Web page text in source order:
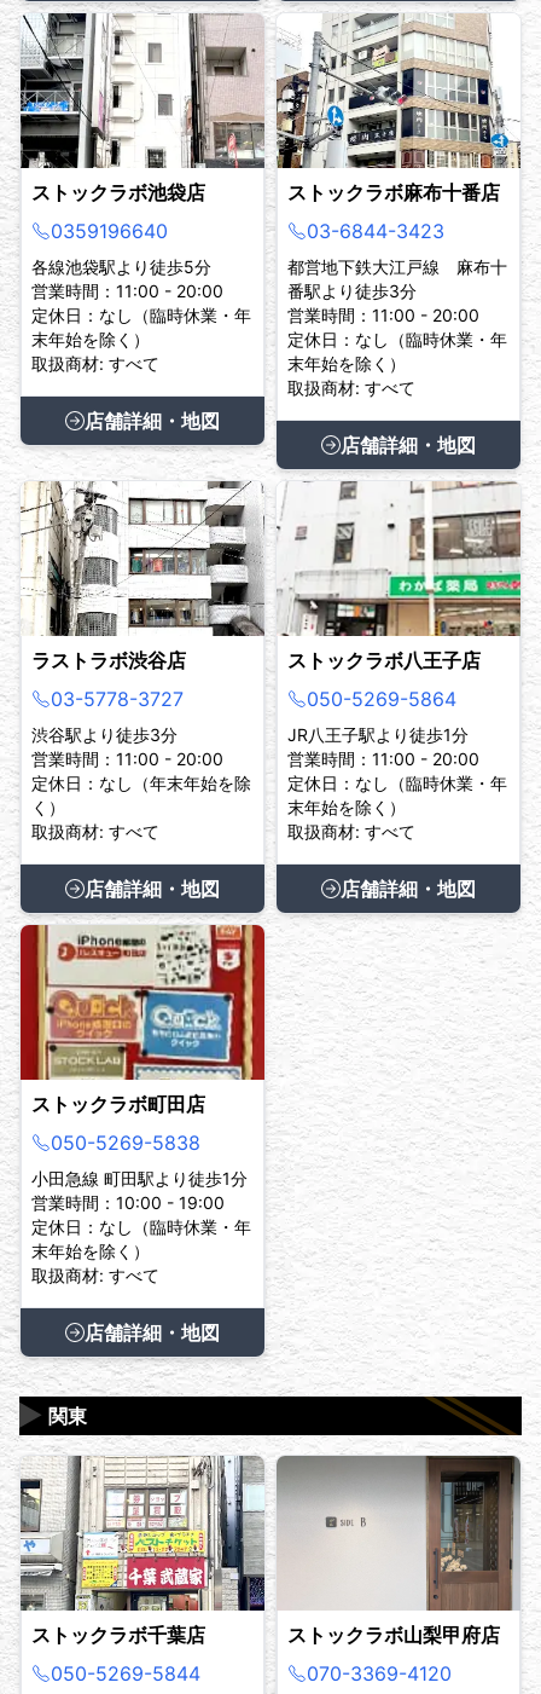
ストックラボ池袋店
0359196640
各線池袋駅より徒歩5分
営業時間：11:00 - 20:00
定休日：なし（臨時休業・年
末年始を除く）
取扱商材: すべて
店舗詳細・地図
ストックラボ麻布十番店
03-6844-3423
都営地下鉄大江戸線 麻布十
番駅より徒歩3分
営業時間：11:00 - 20:00
定休日：なし（臨時休業・年
末年始を除く）
取扱商材: すべて
店舗詳細・地図
ラストラボ渋谷店
03-5778-3727
渋谷駅より徒歩3分
営業時間：11:00 - 20:00
定休日：なし（年末年始を除
く）
取扱商材: すべて
店舗詳細・地図
ストックラボ八王子店
050-5269-5864
JR八王子駅より徒歩1分
営業時間：11:00 - 20:00
定休日：なし（臨時休業・年
末年始を除く）
取扱商材: すべて
店舗詳細・地図
ストックラボ町田店
050-5269-5838
小田急線 町田駅より徒歩1分
営業時間：10:00 - 19:00
定休日：なし（臨時休業・年
末年始を除く）
取扱商材: すべて
店舗詳細・地図
関東
▶
ストックラボ千葉店
050-5269-5844
ストックラボ山梨甲府店
070-3369-4120